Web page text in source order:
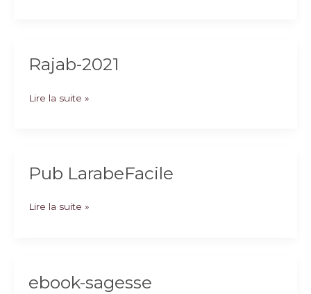
Rajab-2021
Rajab-
Lire la suite »
Pub LarabeFacile
Pub
Lire la suite »
ebook-sagesse